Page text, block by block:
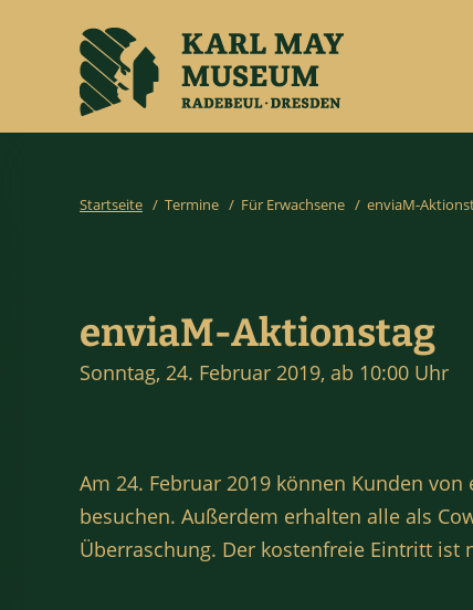
Startseite / Termine / Für Erwachsene / enviaM-
enviaM-Aktionstag
Sonntag, 24. Februar 2019, ab 10:00 Uhr
Am 24. Februar 2019 können Kunden
besuchen. Außerdem erhalten alle als
Überraschung. Der kostenfreie Eintritt